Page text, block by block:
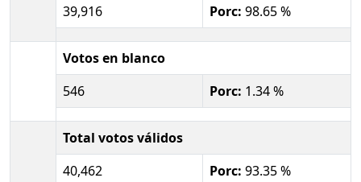
39,916
Porc: 98.65 %
Votos en blanco
546
Porc: 1.34 %
Total votos válidos
40,462
Porc: 93.35 %